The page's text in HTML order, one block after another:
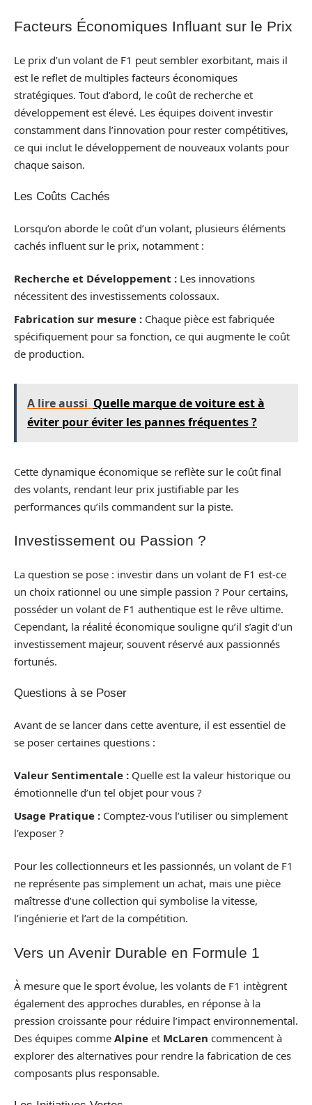
Facteurs Économiques Influant sur le Prix
Le prix d’un volant de F1 peut sembler exorbitant, mais il
est le reflet de multiples facteurs économiques
stratégiques. Tout d’abord, le coût de recherche et
développement est élevé. Les équipes doivent investir
constamment dans l’innovation pour rester compétitives,
ce qui inclut le développement de nouveaux volants pour
chaque saison.
Les Coûts Cachés
Lorsqu’on aborde le coût d’un volant, plusieurs éléments
cachés influent sur le prix, notamment :
Recherche et Développement : Les innovations
nécessitent des investissements colossaux.
Fabrication sur mesure : Chaque pièce est fabriquée
spécifiquement pour sa fonction, ce qui augmente le coût
de production.
A lire aussi Quelle marque de voiture est à
éviter pour éviter les pannes fréquentes ?
Cette dynamique économique se reflète sur le coût final
des volants, rendant leur prix justifiable par les
performances qu’ils commandent sur la piste.
Investissement ou Passion ?
La question se pose : investir dans un volant de F1 est-ce
un choix rationnel ou une simple passion ? Pour certains,
posséder un volant de F1 authentique est le rêve ultime.
Cependant, la réalité économique souligne qu’il s’agit d’un
investissement majeur, souvent réservé aux passionnés
fortunés.
Questions à se Poser
Avant de se lancer dans cette aventure, il est essentiel de
se poser certaines questions :
Valeur Sentimentale : Quelle est la valeur historique ou
émotionnelle d’un tel objet pour vous ?
Usage Pratique : Comptez-vous l’utiliser ou simplement
l’exposer ?
Pour les collectionneurs et les passionnés, un volant de F1
ne représente pas simplement un achat, mais une pièce
maîtresse d’une collection qui symbolise la vitesse,
l’ingénierie et l’art de la compétition.
Vers un Avenir Durable en Formule 1
À mesure que le sport évolue, les volants de F1 intègrent
également des approches durables, en réponse à la
pression croissante pour réduire l’impact environnemental.
Des équipes comme Alpine et McLaren commencent à
explorer des alternatives pour rendre la fabrication de ces
composants plus responsable.